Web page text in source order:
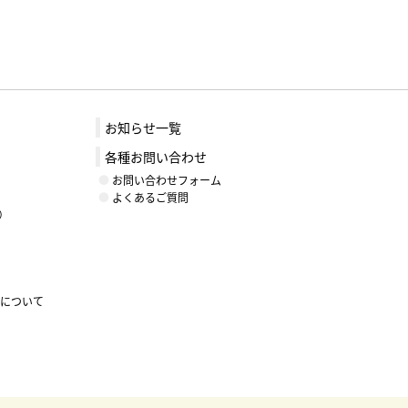
ついて
お知らせ一覧
各種お問い合わせ
お問い合わせフォーム
よくあるご質問